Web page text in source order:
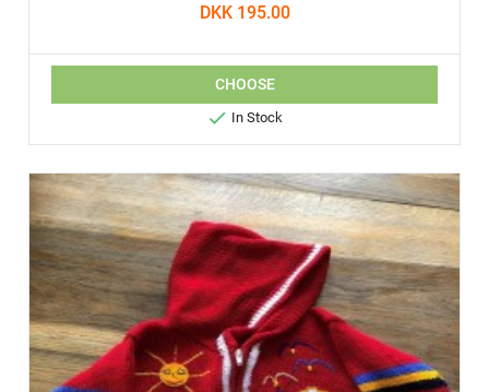
DKK 195.00
CHOOSE
 In Stock